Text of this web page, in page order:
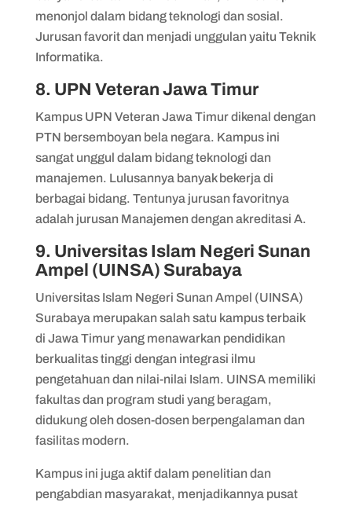
menonjol dalam bidang teknologi dan sosial.
Jurusan favorit dan menjadi unggulan yaitu Teknik
Informatika.
8. UPN Veteran Jawa Timur
Kampus UPN Veteran Jawa Timur dikenal dengan
PTN bersemboyan bela negara. Kampus ini
sangat unggul dalam bidang teknologi dan
manajemen. Lulusannya banyak bekerja di
berbagai bidang. Tentunya jurusan favoritnya
adalah jurusan Manajemen dengan akreditasi A.
9. Universitas Islam Negeri Sunan
Ampel (UINSA) Surabaya
​​Universitas Islam Negeri Sunan Ampel (UINSA)
Surabaya merupakan salah satu kampus terbaik
di Jawa Timur yang menawarkan pendidikan
berkualitas tinggi dengan integrasi ilmu
pengetahuan dan nilai-nilai Islam. UINSA memiliki
fakultas dan program studi yang beragam,
didukung oleh dosen-dosen berpengalaman dan
fasilitas modern.
Kampus ini juga aktif dalam penelitian dan
pengabdian masyarakat, menjadikannya pusat